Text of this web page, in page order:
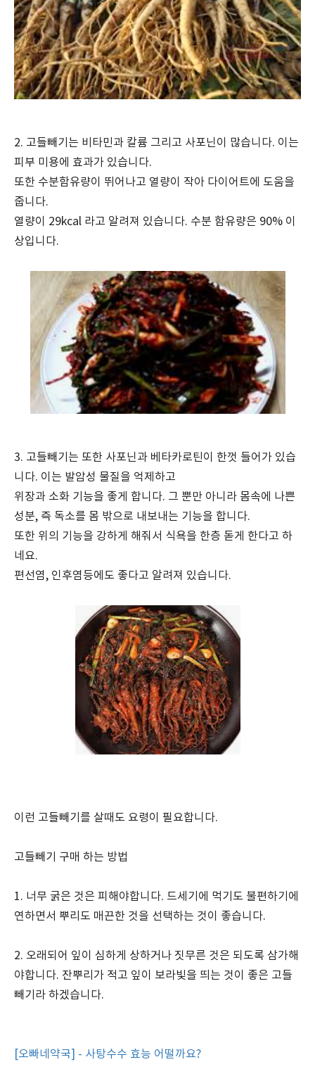
2. 고들빼기는 비타민과 칼륨 그리고 사포닌이 많습니다. 이는
피부 미용에 효과가 있습니다.
또한 수분함유량이 뛰어나고 열량이 작아 다이어트에 도움을
줍니다.
열량이 29kcal 라고 알려져 있습니다. 수분 함유량은 90% 이
상입니다.
3. 고들빼기는 또한 사포닌과 베타카로틴이 한껏 들어가 있습
니다. 이는 발암성 물질을 억제하고
위장과 소화 기능을 좋게 합니다. 그 뿐만 아니라 몸속에 나쁜
성분, 즉 독소를 몸 밖으로 내보내는 기능을 합니다.
또한 위의 기능을 강하게 해줘서 식욕을 한층 돋게 한다고 하
네요.
편선염, 인후염등에도 좋다고 알려져 있습니다.
이런 고들빼기를 살때도 요령이 필요합니다.
고들빼기 구매 하는 방법
1. 너무 굵은 것은 피해야합니다. 드세기에 먹기도 불편하기에
연하면서 뿌리도 매끈한 것을 선택하는 것이 좋습니다.
2. 오래되어 잎이 심하게 상하거나 짓무른 것은 되도록 삼가해
야합니다. 잔뿌리가 적고 잎이 보라빛을 띄는 것이 좋은 고들
빼기라 하겠습니다.
[오빠네약국] - 사탕수수 효능 어떨까요?